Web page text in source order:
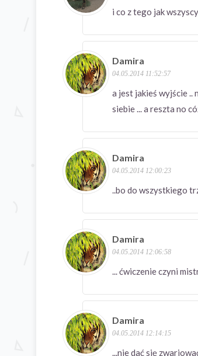
i co z tego jak
Damira
04.05.2014 11:52:57
a jest jakieś wyjście ..
siebie ... a reszta no
Damira
04.05.2014 12:00:23
..bo do wszystkiego
Damira
04.05.2014 12:06:58
... ćwiczenie czyni
Damira
04.05.2014 12:14:15
...nie dać się